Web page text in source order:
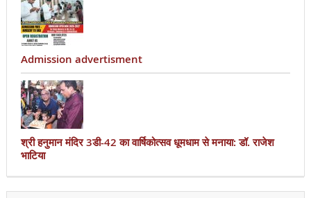
Admission advertisment
श्री हनुमान मंदिर 3डी-42 का वार्षिकोत्सव धूमधाम से मनाया: डॉ. राजेश
भाटिया